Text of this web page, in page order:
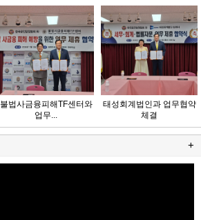
불법사금융피해TF센터와
업무...
태성회계법인과 업무협약
체결
+